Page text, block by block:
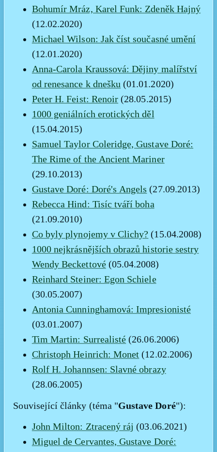
Bohumír Mráz, Karel Funk: Zdeněk Hajný
(12.02.2020)
Michael Wilson: Jak číst současné umění
(12.01.2020)
Anna-Carola Kraussová: Dějiny malířství
od renesance k dnešku (01.01.2020)
Peter H. Feist: Renoir (28.05.2015)
1000 geniálních erotických děl
(15.04.2015)
Samuel Taylor Coleridge, Gustave Doré:
The Rime of the Ancient Mariner
(29.10.2013)
Gustave Doré: Doré's Angels (27.09.2013)
Rebecca Hind: Tisíc tváří boha
(21.09.2010)
Co byly plynojemy v Clichy? (15.04.2008)
1000 nejkrásnějších obrazů historie sestry
Wendy Beckettové (05.04.2008)
Reinhard Steiner: Egon Schiele
(30.05.2007)
Antonia Cunninghamová: Impresionisté
(03.01.2007)
Tim Martin: Surrealisté (26.06.2006)
Christoph Heinrich: Monet (12.02.2006)
Rolf H. Johannsen: Slavné obrazy
(28.06.2005)
Související články (téma "Gustave Doré"):
John Milton: Ztracený ráj (03.06.2021)
Miguel de Cervantes, Gustave Doré: